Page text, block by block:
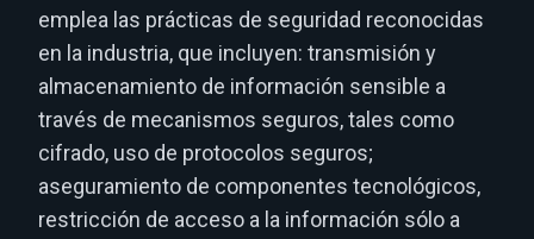
emplea las prácticas de seguridad reconocidas
en la industria, que incluyen: transmisión y
almacenamiento de información sensible a
través de mecanismos seguros, tales como
cifrado, uso de protocolos seguros;
aseguramiento de componentes tecnológicos,
restricción de acceso a la información sólo a